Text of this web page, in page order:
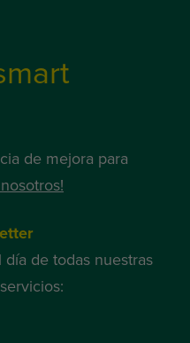
de mejora para
de todas nuestras